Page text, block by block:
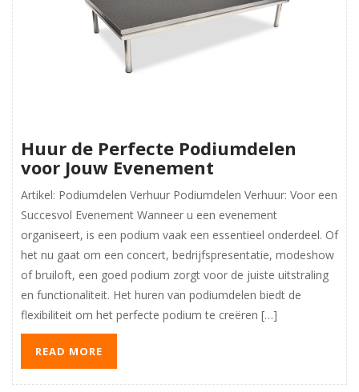
Huur de Perfecte Podiumdelen
voor Jouw Evenement
Artikel: Podiumdelen Verhuur Podiumdelen Verhuur: Voor een
Succesvol Evenement Wanneer u een evenement
organiseert, is een podium vaak een essentieel onderdeel. Of
het nu gaat om een concert, bedrijfspresentatie, modeshow
of bruiloft, een goed podium zorgt voor de juiste uitstraling
en functionaliteit. Het huren van podiumdelen biedt de
flexibiliteit om het perfecte podium te creëren […]
READ MORE